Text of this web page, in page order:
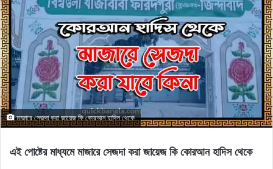
মাজারে সেজদা করা জায়েজ কি কোরআন হাদিস থেকে
এই পোষ্টের মাধ্যমে মাজারে সেজদা করা জায়েজ কি কোরআন হাদিস থেকে